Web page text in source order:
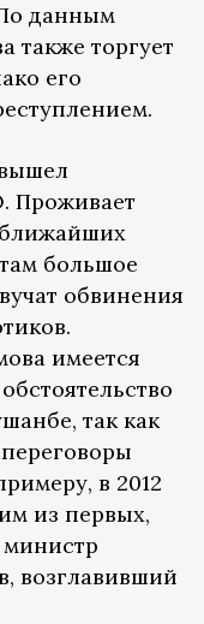
данным
также торгует
его
Проживает
большое
обвинения
имеется
так как
в 2012
из первых,
министр
возглавивший